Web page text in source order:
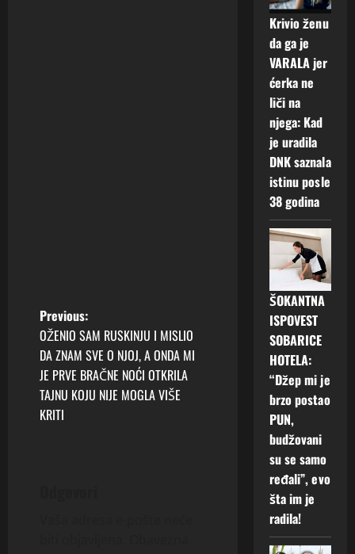
P
o
s
t
Previous:
OŽENIO SAM RUSKINJU I MISLIO
DA ZNAM SVE O NJOJ, A ONDA MI
JE PRVE BRAČNE NOĆI OTKRILA
TAJNU KOJU NIJE MOGLA VIŠE
KRITI
Krivio ženu
da ga je
VARALA jer
ćerka ne
liči na
njega: Kad
je uradila
DNK saznala
istinu posle
38 godina
ŠOKANTNA
ISPOVEST
SOBARICE
HOTELA:
“Džep mi je
brzo postao
PUN,
budžovani
su se samo
ređali”, evo
šta im je
radila!